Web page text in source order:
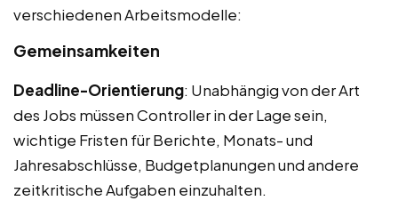
verschiedenen Arbeitsmodelle:
Gemeinsamkeiten
Deadline-Orientierung: Unabhängig von der Art
des Jobs müssen Controller in der Lage sein,
wichtige Fristen für Berichte, Monats- und
Jahresabschlüsse, Budgetplanungen und andere
zeitkritische Aufgaben einzuhalten.